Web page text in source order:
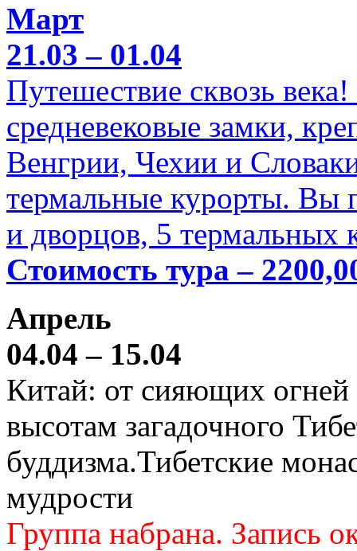
Март
21.03 – 01.04
Путешествие сквозь
средневековые замки,
Венгрии, Чехии и
термальные курорты. Вы
и дворцов, 5 термальных
Стоимость тура –
Апрель
04.04 – 15.04
Китай: от сияющих
высотам загадочного
буддизма.Тибетские
мудрости
Группа набрана. Запись